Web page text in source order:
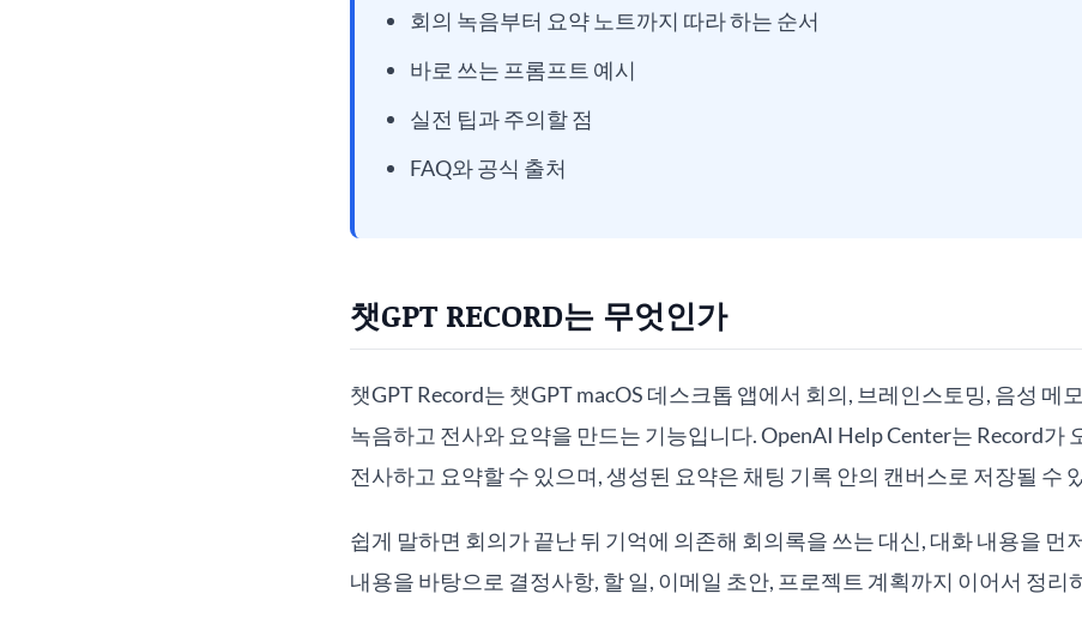
회의 녹음부터 요약 노트까지 따라 하는 순서
바로 쓰는 프롬프트 예시
실전 팁과 주의할 점
FAQ와 공식 출처
챗GPT RECORD는 무엇인가
챗GPT Record는 챗GPT macOS 데스크톱 앱에서 회의, 브레인스토밍, 음성 메
녹음하고 전사와 요약을 만드는 기능입니다. OpenAI Help Center는 Record가
전사하고 요약할 수 있으며, 생성된 요약은 채팅 기록 안의 캔버스로 저장될 수
쉽게 말하면 회의가 끝난 뒤 기억에 의존해 회의록을 쓰는 대신, 대화 내용을 먼
내용을 바탕으로 결정사항, 할 일, 이메일 초안, 프로젝트 계획까지 이어서 정리